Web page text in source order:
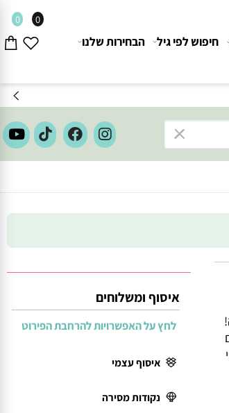
0 0
חיפוש לפי גיל הבחירות שלנו
איסוף ומשלוחים